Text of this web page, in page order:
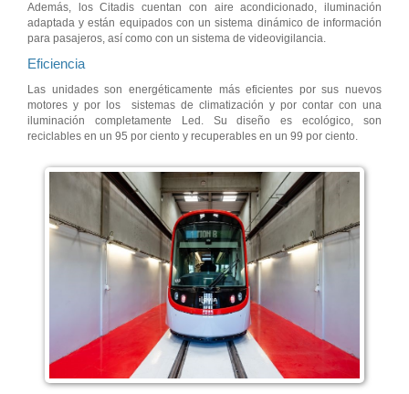
Además, los Citadis cuentan con aire acondicionado, iluminación
adaptada y están equipados con un sistema dinámico de información
para pasajeros, así como con un sistema de videovigilancia.
Eficiencia
Las unidades son energéticamente más eficientes por sus nuevos
motores y por los sistemas de climatización y por contar con una
iluminación completamente Led. Su diseño es ecológico, son
reciclables en un 95 por ciento y recuperables en un 99 por ciento.